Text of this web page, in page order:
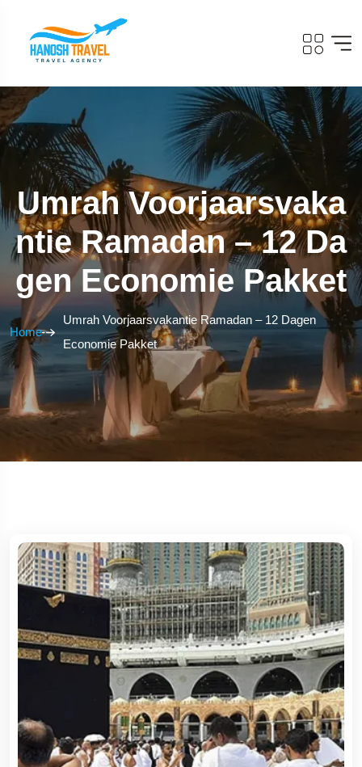
Umrah Voorjaarsvaka
Ntie Ramadan – 12 Da
Gen Economie Pakket
Home
Umrah Voorjaarsvakantie Ramadan – 12 Dagen
Economie Pakket